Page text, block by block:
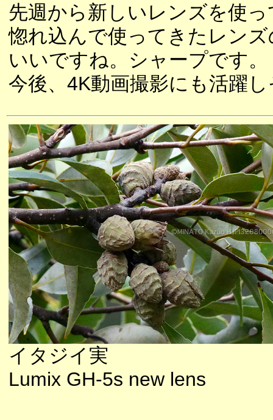
先週から新しいレンズを使
惚れ込んで使ってきたレン
いいですね。シャープです。
今後、4K動画撮影にも活躍
イタジイ実
Lumix GH-5s new lens